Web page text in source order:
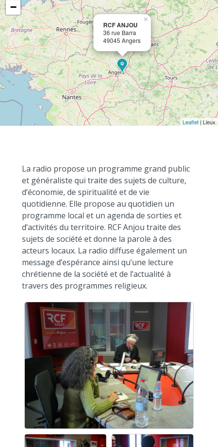
RCF ANJOU
36 rue Barra
49045 Angers
×
−
Leaflet | Lieux
La radio propose un programme grand public
et généraliste qui traite des sujets de culture,
d’économie, de spiritualité et de vie
quotidienne. Elle propose au quotidien un
programme local et un agenda de sorties et
d’activités du territoire. RCF Anjou traite des
sujets de société et donne la parole à des
acteurs locaux. La radio diffuse également un
message d’espérance ainsi qu’une lecture
chrétienne de la société et de l’actualité à
travers des programmes religieux.